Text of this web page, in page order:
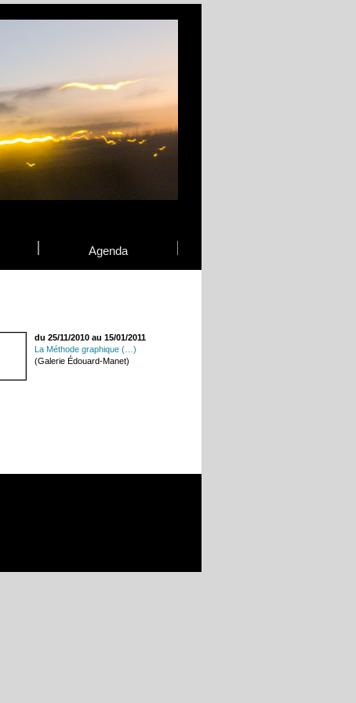
Agenda
du 25/11/2010 au 15/01/2011
La Méthode graphique (…)
(Galerie Édouard-Manet)